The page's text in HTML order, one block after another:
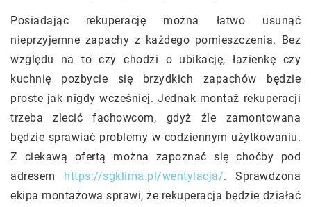
Posiadając rekuperację można łatwo usunąć
nieprzyjemne zapachy z każdego pomieszczenia. Bez
względu na to czy chodzi o ubikację, łazienkę czy
kuchnię pozbycie się brzydkich zapachów będzie
proste jak nigdy wcześniej. Jednak montaż rekuperacji
trzeba zlecić fachowcom, gdyż źle zamontowana
będzie sprawiać problemy w codziennym użytkowaniu.
Z ciekawą ofertą można zapoznać się choćby pod
adresem https://sgklima.pl/wentylacja/. Sprawdzona
ekipa montażowa sprawi, że rekuperacja będzie działać